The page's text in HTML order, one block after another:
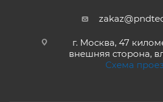
г. Москва, 47
внешняя сторона,
Схема